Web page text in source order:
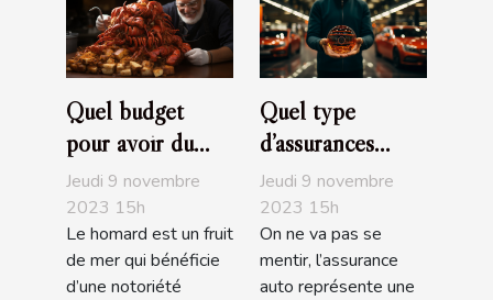
Quel budget
pour avoir du
bon homard?
Jeudi 9 novembre
2023 15h
Le homard est un fruit
de mer qui bénéficie
d’une notoriété
Quel type
d’assurances
choisir pour sa
voiture ?
Jeudi 9 novembre
2023 15h
On ne va pas se
mentir, l’assurance
auto représente une